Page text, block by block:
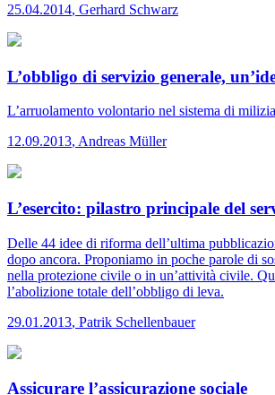
25.04.2014, Gerhard Schwarz
L’obbligo di servizio generale,
L’arruolamento volontario nel sistema di
12.09.2013, Andreas Müller
L’esercito: pilastro principale del
Delle 44 idee di riforma dell’ultima
dopo ancora. Proponiamo in poche parole di
nella protezione civile o in un’attività civile.
l’abolizione totale dell’obbligo di leva.
29.01.2013, Patrik Schellenbauer
Assicurare l’assicurazione sociale